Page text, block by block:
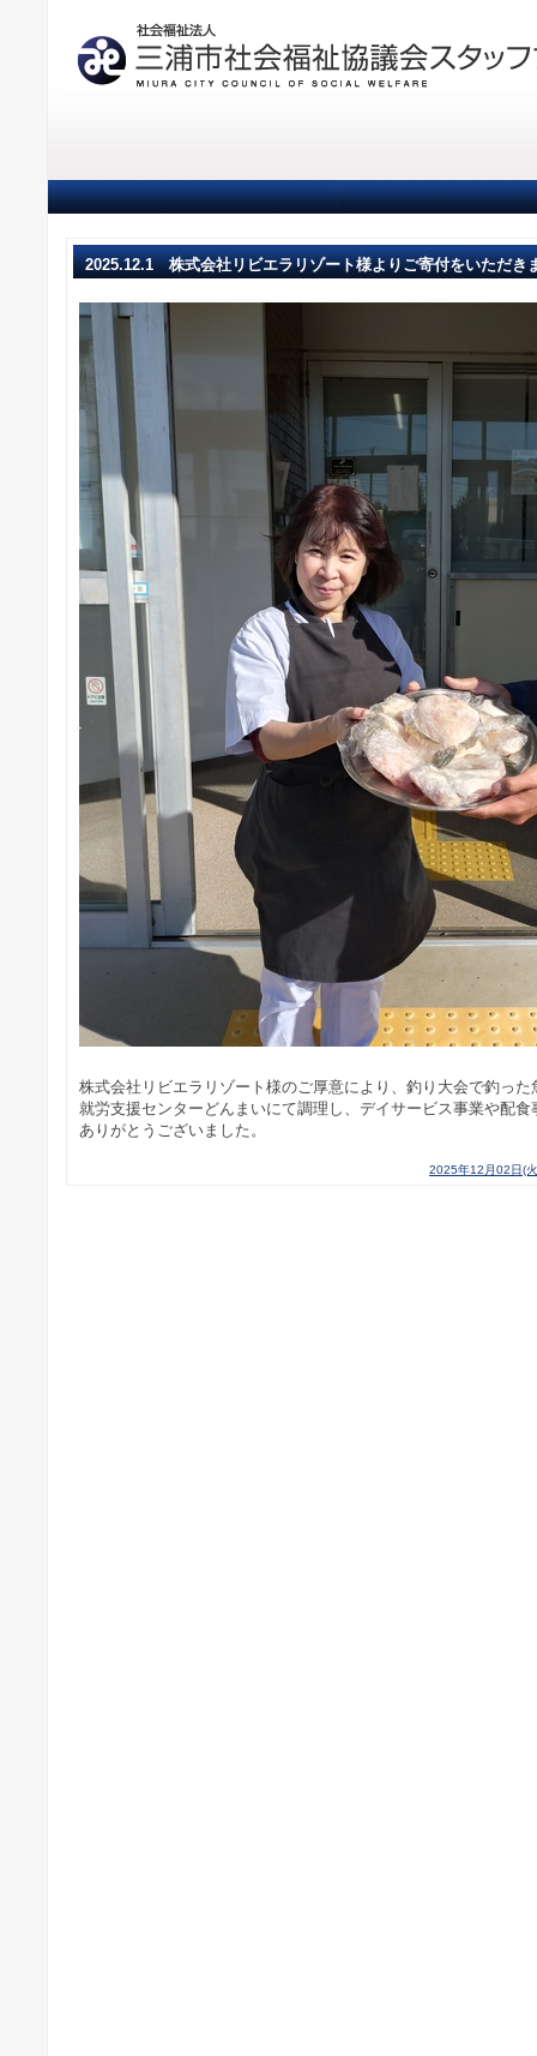
2025.12.1 株式会社リビエラリゾート様よりご寄付をいただき
株式会社リビエラリゾート様のご厚意により、釣り大会で釣っ
就労支援センターどんまいにて調理し、デイサービス事業や配
ありがとうございました。
2025年12月02日(